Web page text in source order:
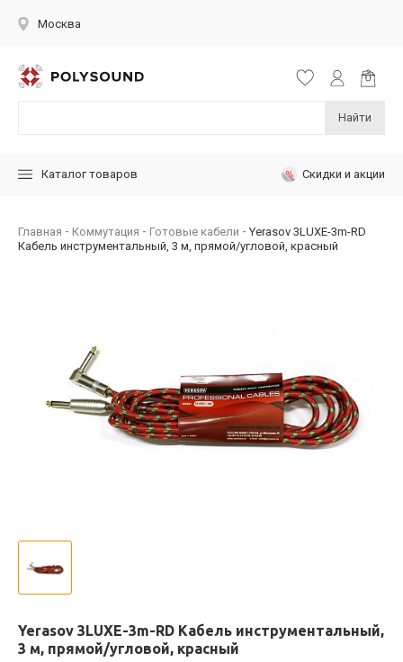
Москва
Найти
Каталог товаров Скидки и акции
Главная Коммутация Готовые кабели
Yerasov 3LUXE-3m-RD
Кабель инструментальный, 3 м, прямой/угловой, красный
Yerasov 3LUXE-3m-RD Кабель инструментальный,
3 м, прямой/угловой, красный